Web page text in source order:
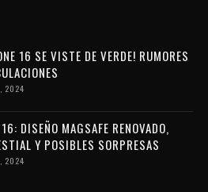
16 SE VISTE DE VERDE! RUMORES
2024
DISEÑO MAGSAFE RENOVADO,
Y POSIBLES SORPRESAS
2024